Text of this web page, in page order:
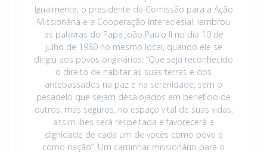
Igualmente, o presidente da Comissão para a Ação
Missionária e a Cooperação Intereclesial, lembrou
as palavras do Papa João Paulo II no dia 10 de
julho de 1980 no mesmo local, quando ele se
dirigiu aos povos originários: “Que seja reconhecido
o direito de habitar as suas terras e dos
antepassados na paz e na serenidade, sem o
pesadelo que sejam desalojados em benefício de
outros, mas seguros, no espaço vital de suas vidas,
assim lhes será respeitada e favorecerá a
dignidade de cada um de vocês como povo e
como nação”. Um caminhar missionário para o